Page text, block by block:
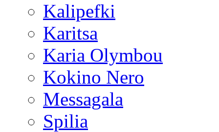
Kalipefki
Karitsa
Karia Olymbou
Kokino Nero
Messagala
Spilia